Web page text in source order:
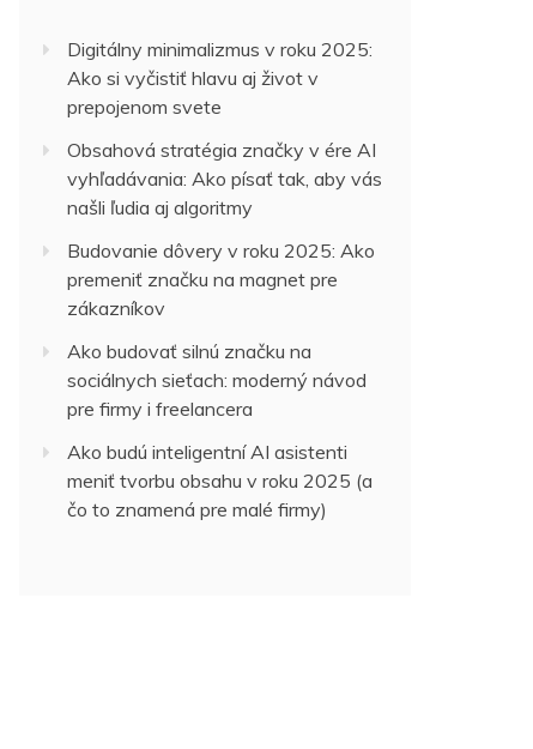
Digitálny minimalizmus v roku 2025:
Ako si vyčistiť hlavu aj život v
prepojenom svete
Obsahová stratégia značky v ére AI
vyhľadávania: Ako písať tak, aby vás
našli ľudia aj algoritmy
Budovanie dôvery v roku 2025: Ako
premeniť značku na magnet pre
zákazníkov
Ako budovať silnú značku na
sociálnych sieťach: moderný návod
pre firmy i freelancera
Ako budú inteligentní AI asistenti
meniť tvorbu obsahu v roku 2025 (a
čo to znamená pre malé firmy)